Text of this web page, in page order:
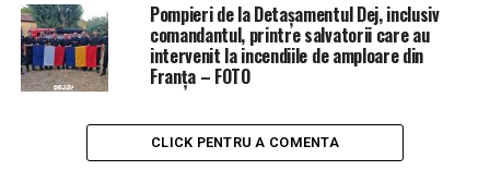
Pompieri de la Detașamentul Dej, inclusiv
comandantul, printre salvatorii care au
intervenit la incendiile de amploare din
Franța – FOTO
CLICK PENTRU A COMENTA